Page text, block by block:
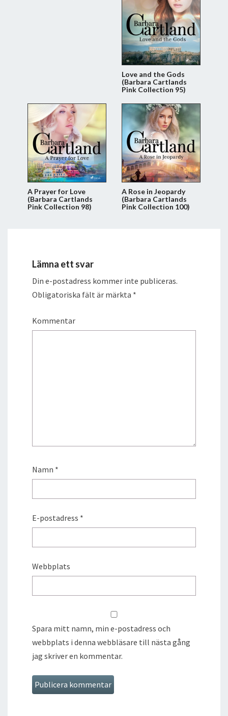
Love and the Gods
(Barbara Cartlands
Pink Collection 95)
A Prayer for Love
(Barbara Cartlands
Pink Collection 98)
A Rose in Jeopardy
(Barbara Cartlands
Pink Collection 100)
Lämna ett svar
Din e-postadress kommer inte publiceras.
Obligatoriska fält är märkta *
Kommentar
Namn *
E-postadress *
Webbplats
Spara mitt namn, min e-postadress och
webbplats i denna webbläsare till nästa gång
jag skriver en kommentar.